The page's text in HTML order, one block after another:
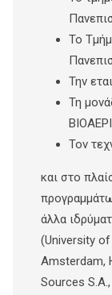
Το
Την
Τη
Τον
και στο
άλλα
(University
Amsterdam,
Sources